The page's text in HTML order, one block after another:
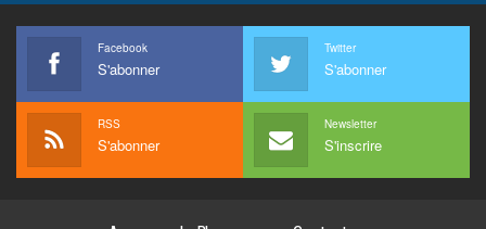
Facebook
S'abonner
Twitter
S'abonner
RSS
S'abonner
Newsletter
S'inscrire